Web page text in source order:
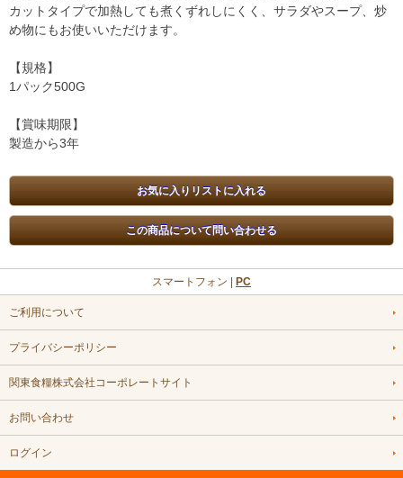
カットタイプで加熱しても煮くずれしにくく、サラダやスープ、炒
め物にもお使いいただけます。
【規格】
1パック500G
【賞味期限】
製造から3年
スマートフォン | PC
ご利用について
プライバシーポリシー
関東食糧株式会社コーポレートサイト
お問い合わせ
ログイン